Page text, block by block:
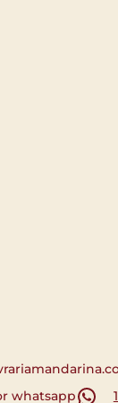
whatsapp